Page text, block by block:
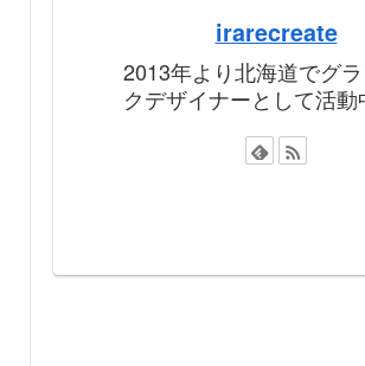
irarecreate
2013年より北海道でグ
クデザイナーとして活動